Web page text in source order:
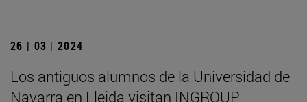
26 | 03 | 2024
Los antiguos alumnos de la Universidad de
Navarra en Lleida visitan INGROUP